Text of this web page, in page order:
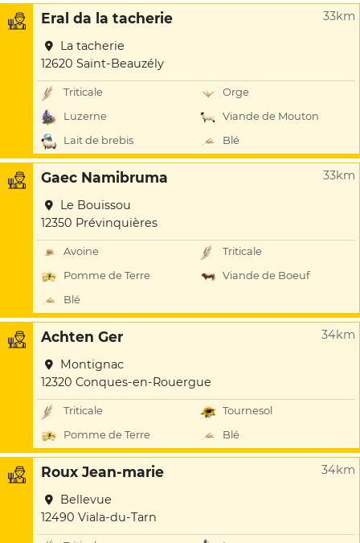
Eral da la tacherie 33km
La tacherie
12620 Saint-Beauzély
Triticale
Orge
Luzerne
Viande de Mouton
Lait de brebis
Blé
Gaec Namibruma 33km
Le Bouissou
12350 Prévinquières
Avoine
Triticale
Pomme de Terre
Viande de Boeuf
Blé
Achten Ger 34km
Montignac
12320 Conques-en-Rouergue
Triticale
Tournesol
Pomme de Terre
Blé
Roux Jean-marie 34km
Bellevue
12490 Viala-du-Tarn